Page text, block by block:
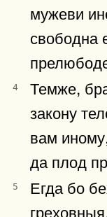
мужеви
свободна
4
Темже,
закону
вам
да плод
5
Егда бо